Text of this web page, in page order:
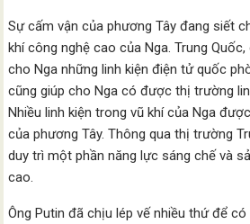
Sự cấm vận của phương Tây đang siết
khí công nghệ cao của Nga. Trung
cho Nga những linh kiện điện tử quốc
cũng giúp cho Nga có được thị trường
Nhiều linh kiện trong vũ khí của Nga
của phương Tây. Thông qua thị trường
duy trì một phần năng lực sáng chế và
cao.
Ông Putin đã chịu lép vế nhiều thứ để